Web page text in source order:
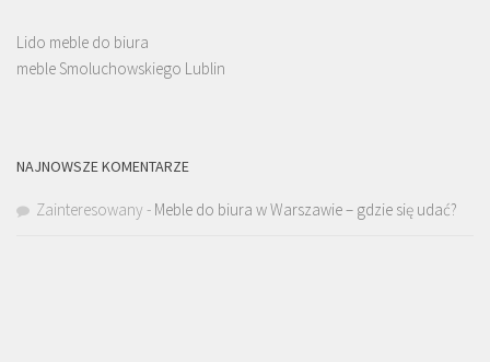
Lido meble do biura
meble Smoluchowskiego Lublin
NAJNOWSZE KOMENTARZE
Zainteresowany - Meble do biura w Warszawie – gdzie się udać?